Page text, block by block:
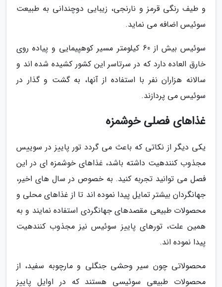
و طیف رنگی قرمز و نارنجی، زیبایی دوچندانی به طبیعت
سوئیس اضافه می نماید.
سوئیس بیش از 60 کیلومتر مسیر کوهپیمایی و پیاده روی
خارق العاده دارد که در سرتاسر این کشور کشیده شده اند و
سالانه هزاران نفر با استفاده از آنها، به گشت و گذار در
سوئیس می پردازند.
غذاهای فصلی خوشمزه
یکی دیگر از نکاتی که باعث می گردد تور پاییز در سوییس
مجذوب کنندهیت داشته باشد، غذاهای خوشمزه ای در این
فصل می توانید تجربه کنید. به خصوص در سال های اخیر،
جهانگردان بیشتر تمایل پیدا نموده اند تا از غذاهای محلی و
محصولات طبیعی مقصدهای جهانگردی استفاده نمایند و به
همین علت، تورهای پاییز سوئیس نیز مجذوب کنندهیت
پیدا نموده اند.
محصولاتی چون سیر وحشی جنگلی و مارچوبه سفید، از
محصولات طبیعی سوئیسی هستند که در اوایل پاییز